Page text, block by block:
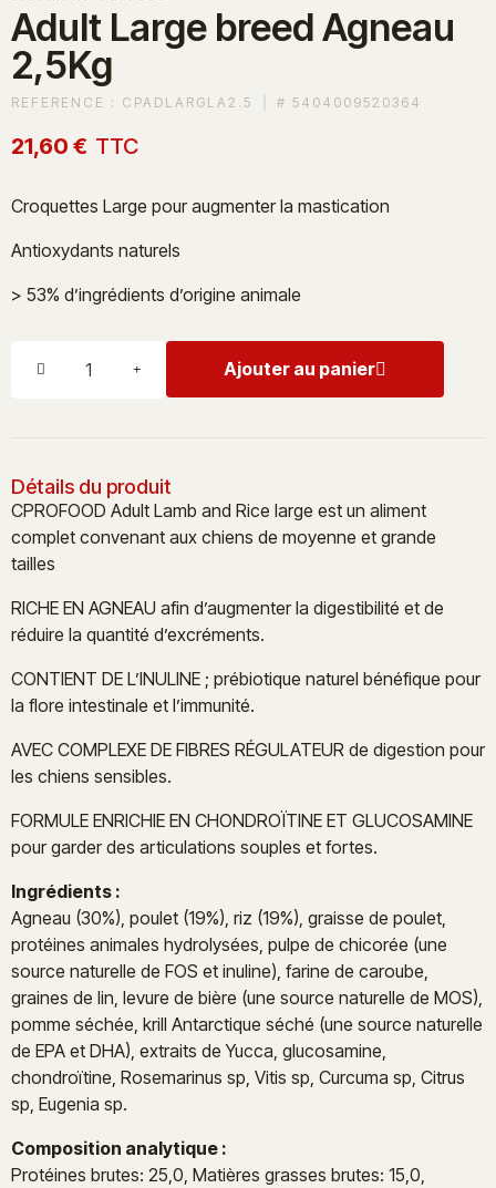
Adult Large breed Agneau
2,5Kg
REFERENCE : CPADLARGLA2.5 # 5404009520364
21,60 € TTC
Croquettes Large pour augmenter la mastication
Antioxydants naturels
> 53% d’ingrédients d’origine animale
Ajouter au panier
Détails du produit
CPROFOOD Adult Lamb and Rice large est un aliment
complet convenant aux chiens de moyenne et grande
tailles
RICHE EN AGNEAU afin d’augmenter la digestibilité et de
réduire la quantité d’excréments.
CONTIENT DE L’INULINE ; prébiotique naturel bénéfique pour
la flore intestinale et l’immunité.
AVEC COMPLEXE DE FIBRES RÉGULATEUR de digestion pour
les chiens sensibles.
FORMULE ENRICHIE EN CHONDROÏTINE ET GLUCOSAMINE
pour garder des articulations souples et fortes.
Ingrédients :
Agneau (30%), poulet (19%), riz (19%), graisse de poulet,
protéines animales hydrolysées, pulpe de chicorée (une
source naturelle de FOS et inuline), farine de caroube,
graines de lin, levure de bière (une source naturelle de MOS),
pomme séchée, krill Antarctique séché (une source naturelle
de EPA et DHA), extraits de Yucca, glucosamine,
chondroïtine, Rosemarinus sp, Vitis sp, Curcuma sp, Citrus
sp, Eugenia sp.
Composition analytique :
Protéines brutes: 25,0, Matières grasses brutes: 15,0,